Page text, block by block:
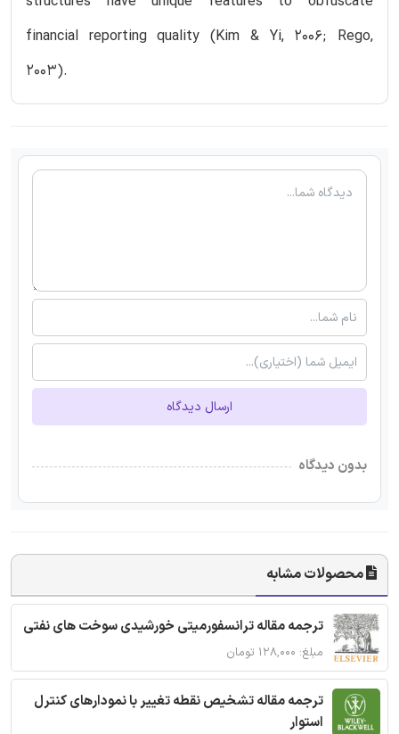
financial reporting quality (Kim & Yi, 2006; Rego,
2003).
ارسال دیدگاه
بدون دیدگاه
محصولات مشابه
ترجمه مقاله ترانسفورمیتی خورشیدی سوخت های نفتی
مبلغ: ۱۲۸,۰۰۰ تومان
ترجمه مقاله تشخیص نقطه تغییر با نمودارهای کنترل
استوار